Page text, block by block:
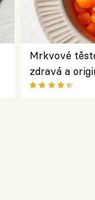
Mrkvové
zdravá a
klasiky